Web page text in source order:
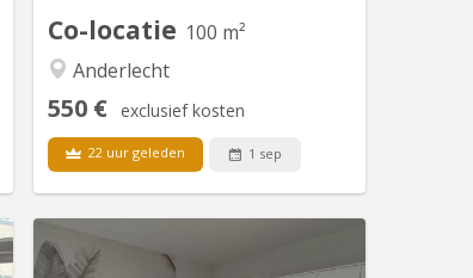
Co-locatie 100 m²
Anderlecht
550 € exclusief kosten
22 uur geleden 1 sep